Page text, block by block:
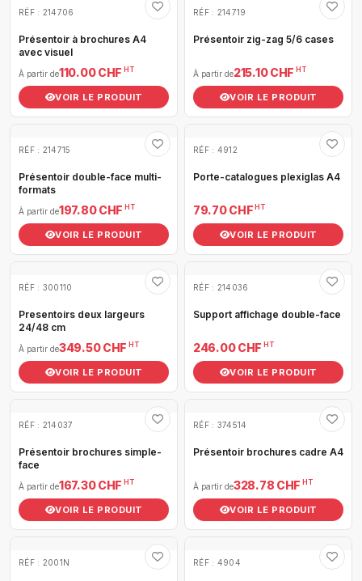
RÉF : 214706
Présentoir à brochures A4
avec visuel
À partir de110.00 CHF HT
VOIR LE PRODUIT
RÉF : 214719
Présentoir zig-zag 5/6 cases
À partir de215.10 CHF HT
VOIR LE PRODUIT
RÉF : 214715
Présentoir double-face multi-
formats
À partir de197.80 CHF HT
VOIR LE PRODUIT
RÉF : 4912
Porte-catalogues plexiglas A4
79.70 CHF HT
VOIR LE PRODUIT
RÉF : 300110
Presentoirs deux largeurs
24/48 cm
À partir de349.50 CHF HT
VOIR LE PRODUIT
RÉF : 214036
Support affichage double-face
246.00 CHF HT
VOIR LE PRODUIT
RÉF : 214037
Présentoir brochures simple-
face
À partir de167.30 CHF HT
VOIR LE PRODUIT
RÉF : 374514
Présentoir brochures cadre A4
À partir de328.78 CHF HT
VOIR LE PRODUIT
RÉF : 2001N RÉF : 4904